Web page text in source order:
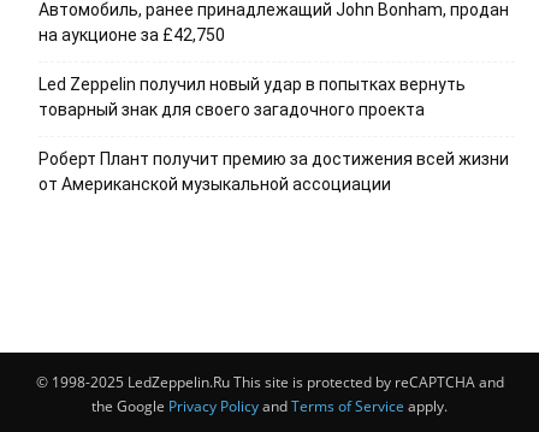
Автомобиль, ранее принадлежащий John Bonham, продан
на аукционе за £42,750
Led Zeppelin получил новый удар в попытках вернуть
товарный знак для своего загадочного проекта
Роберт Плант получит премию за достижения всей жизни
от Американской музыкальной ассоциации
© 1998-2025 LedZeppelin.Ru This site is protected by reCAPTCHA and
the Google Privacy PolicyandTerms of Service apply.